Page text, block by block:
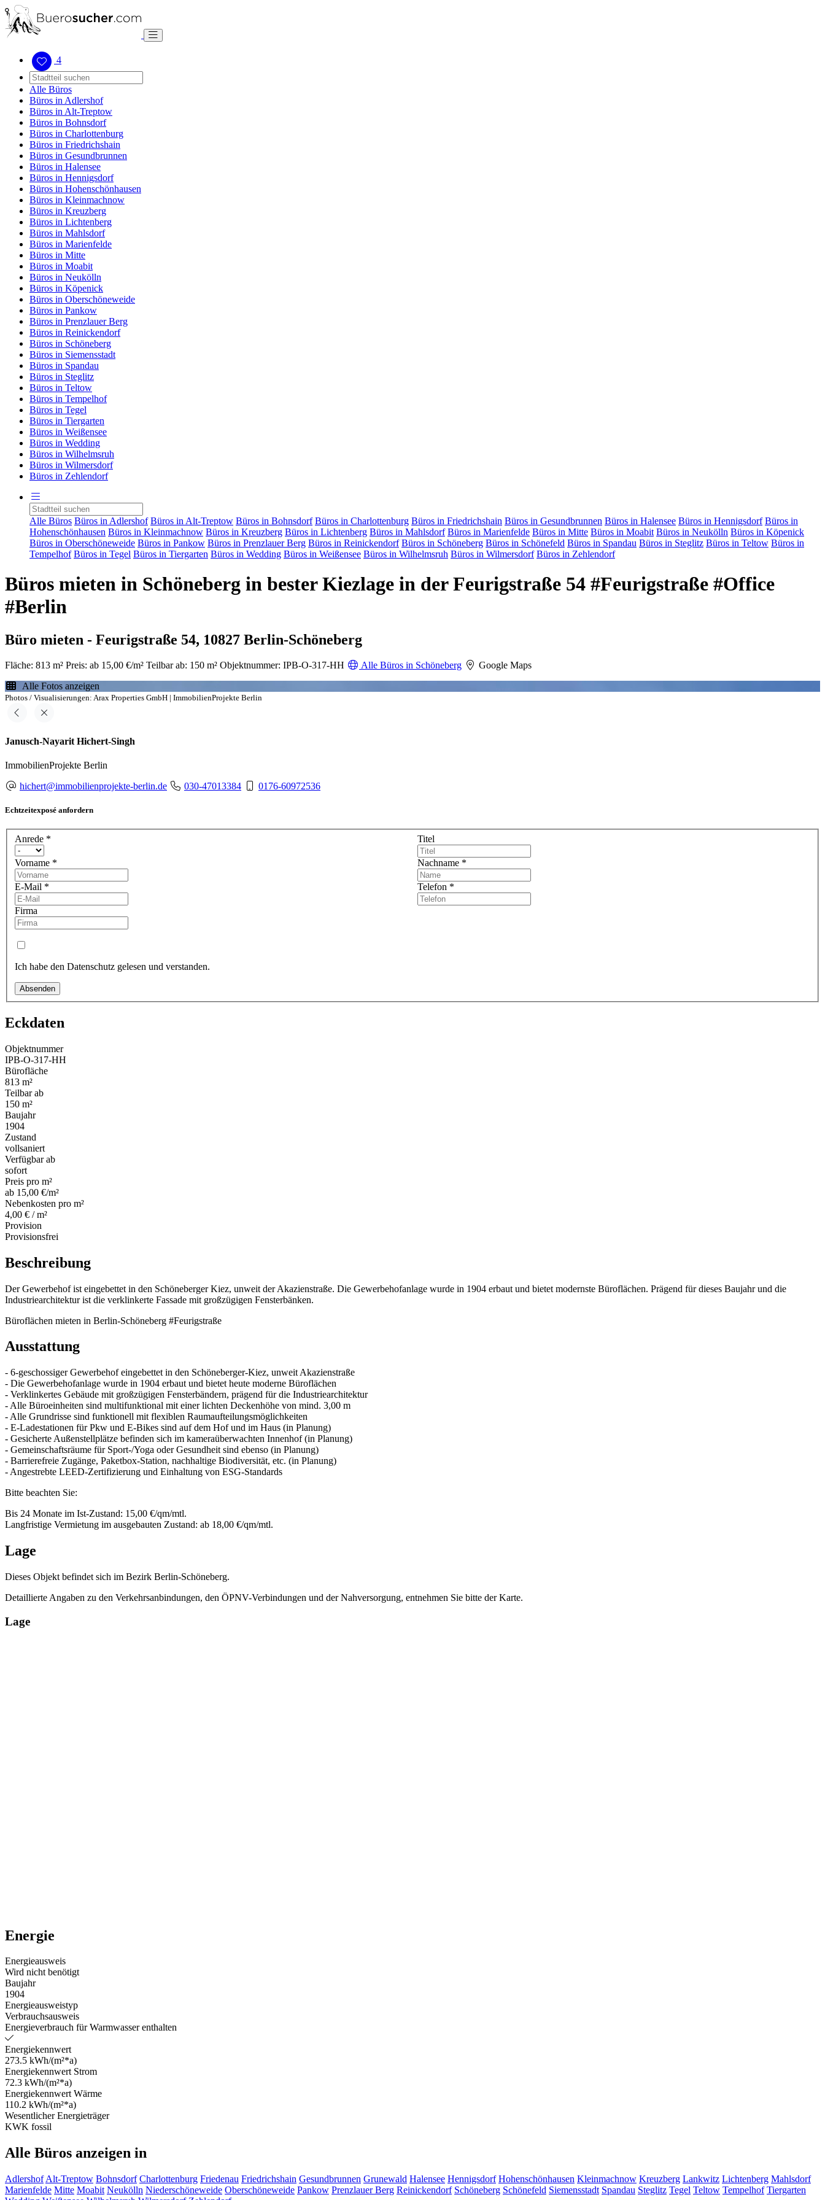
4
Alle Büros
Büros in Adlershof
Büros in Alt-Treptow
Büros in Bohnsdorf
Büros in Charlottenburg
Büros in Friedrichshain
Büros in Gesundbrunnen
Büros in Halensee
Büros in Hennigsdorf
Büros in Hohenschönhausen
Büros in Kleinmachnow
Büros in Kreuzberg
Büros in Lichtenberg
Büros in Mahlsdorf
Büros in Marienfelde
Büros in Mitte
Büros in Moabit
Büros in Neukölln
Büros in Köpenick
Büros in Oberschöneweide
Büros in Pankow
Büros in Prenzlauer Berg
Büros in Reinickendorf
Büros in Schöneberg
Büros in Siemensstadt
Büros in Spandau
Büros in Steglitz
Büros in Teltow
Büros in Tempelhof
Büros in Tegel
Büros in Tiergarten
Büros in Weißensee
Büros in Wedding
Büros in Wilhelmsruh
Büros in Wilmersdorf
Büros in Zehlendorf
Alle Büros Büros in Adlershof Büros in Alt-Treptow Büros in Bohnsdorf Büros in Charlottenburg Büros in Friedrichshain Büros in Gesundbrunnen Büros in Halensee Büros in Hennigsdorf Büros in
Hohenschönhausen Büros in Kleinmachnow Büros in Kreuzberg Büros in Lichtenberg Büros in Mahlsdorf Büros in Marienfelde Büros in Mitte Büros in Moabit Büros in Neukölln Büros in Köpenick
Büros in Oberschöneweide Büros in Pankow Büros in Prenzlauer Berg Büros in Reinickendorf Büros in Schöneberg Büros in Schönefeld Büros in Spandau Büros in Steglitz Büros in Teltow Büros in
Tempelhof Büros in Tegel Büros in Tiergarten Büros in Wedding Büros in Weißensee Büros in Wilhelmsruh Büros in Wilmersdorf Büros in Zehlendorf
Büros mieten in Schöneberg in bester Kiezlage in der Feurigstraße 54 #Feurigstraße #Office
#Berlin
Büro mieten - Feurigstraße 54, 10827 Berlin-Schöneberg
Fläche: 813 m² Preis: ab 15,00 €/m² Teilbar ab: 150 m² Objektnummer: IPB-O-317-HH Alle Büros in Schöneberg
Google Maps
Alle Fotos anzeigen
Photos / Visualisierungen: Arax Properties GmbH | ImmobilienProjekte Berlin
Janusch-Nayarit Hichert-Singh
ImmobilienProjekte Berlin
hichert@immobilienprojekte-berlin.de
030-47013384 0176-60972536
Echtzeitexposé anfordern
Anrede * Titel
Vorname * Nachname *
E-Mail * Telefon *
Firma
Ich habe den Datenschutz gelesen und verstanden.
Absenden
Eckdaten
Objektnummer
IPB-O-317-HH
Bürofläche
813 m²
Teilbar ab
150 m²
Baujahr
1904
Zustand
vollsaniert
Verfügbar ab
sofort
Preis pro m²
ab 15,00 €/m²
Nebenkosten pro m²
4,00 € / m²
Provision
Provisionsfrei
Beschreibung
Der Gewerbehof ist eingebettet in den Schöneberger Kiez, unweit der Akazienstraße. Die Gewerbehofanlage wurde in 1904 erbaut und bietet modernste Büroflächen. Prägend für dieses Baujahr und die
Industriearchitektur ist die verklinkerte Fassade mit großzügigen Fensterbänken.
Büroflächen mieten in Berlin-Schöneberg #Feurigstraße
Ausstattung
- 6-geschossiger Gewerbehof eingebettet in den Schöneberger-Kiez, unweit Akazienstraße
- Die Gewerbehofanlage wurde in 1904 erbaut und bietet heute moderne Büroflächen
- Verklinkertes Gebäude mit großzügigen Fensterbändern, prägend für die Industriearchitektur
- Alle Büroeinheiten sind multifunktional mit einer lichten Deckenhöhe von mind. 3,00 m
- Alle Grundrisse sind funktionell mit flexiblen Raumaufteilungsmöglichkeiten
- E-Ladestationen für Pkw und E-Bikes sind auf dem Hof und im Haus (in Planung)
- Gesicherte Außenstellplätze befinden sich im kameraüberwachten Innenhof (in Planung)
- Gemeinschaftsräume für Sport-/Yoga oder Gesundheit sind ebenso (in Planung)
- Barrierefreie Zugänge, Paketbox-Station, nachhaltige Biodiversität, etc. (in Planung)
- Angestrebte LEED-Zertifizierung und Einhaltung von ESG-Standards
Bitte beachten Sie:
Bis 24 Monate im Ist-Zustand: 15,00 €/qm/mtl.
Langfristige Vermietung im ausgebauten Zustand: ab 18,00 €/qm/mtl.
Lage
Dieses Objekt befindet sich im Bezirk Berlin-Schöneberg.
Detaillierte Angaben zu den Verkehrsanbindungen, den ÖPNV-Verbindungen und der Nahversorgung, entnehmen Sie bitte der Karte.
Lage
Energie
Energieausweis
Wird nicht benötigt
Baujahr
1904
Energieausweistyp
Verbrauchsausweis
Energieverbrauch für Warmwasser enthalten
Energiekennwert
273.5 kWh/(m²*a)
Energiekennwert Strom
72.3 kWh/(m²*a)
Energiekennwert Wärme
110.2 kWh/(m²*a)
Wesentlicher Energieträger
KWK fossil
Alle Büros anzeigen in
Adlershof Alt-Treptow Bohnsdorf Charlottenburg Friedenau Friedrichshain Gesundbrunnen Grunewald Halensee Hennigsdorf Hohenschönhausen Kleinmachnow Kreuzberg Lankwitz Lichtenberg Mahlsdorf
Marienfelde Mitte Moabit Neukölln Niederschöneweide Oberschöneweide Pankow Prenzlauer Berg Reinickendorf Schöneberg Schönefeld Siemensstadt Spandau Steglitz Tegel Teltow Tempelhof Tiergarten